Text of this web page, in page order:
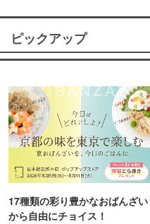
ピックアップ
17種類の彩り豊かなおばんざい
から自由にチョイス！